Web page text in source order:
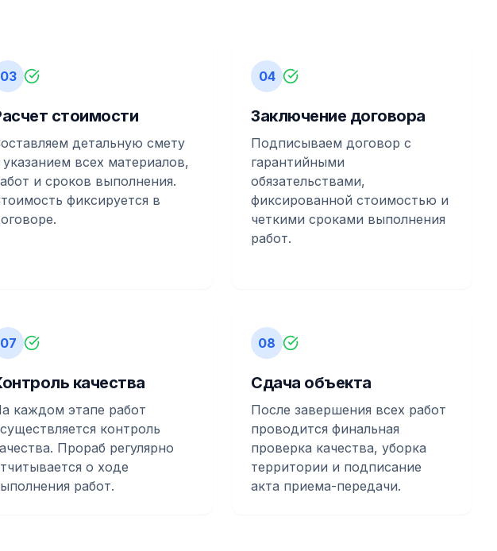
03
стоимости
детальную смету
указанием всех материалов,
и сроков выполнения.
фиксируется в
04
Заключение договора
Подписываем договор с
гарантийными
обязательствами,
фиксированной стоимостью и
четкими сроками выполнения
работ.
07
качества
каждом этапе работ
контроль
Прораб регулярно
о ходе
работ.
08
Сдача объекта
После завершения всех работ
проводится финальная
проверка качества, уборка
территории и подписание
акта приема-передачи.